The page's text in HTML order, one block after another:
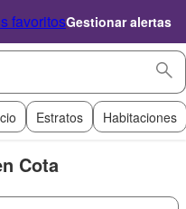
favoritosGestionar alertas
Estratos Habitaciones
Cota